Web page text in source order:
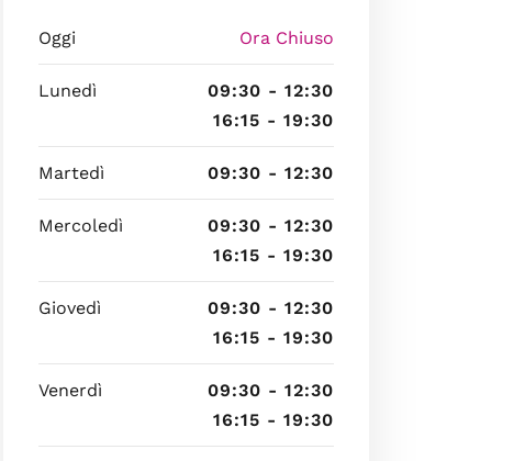
Oggi Ora Chiuso
Lunedì
09:30 - 12:30
16:15 - 19:30
Martedì 09:30 - 12:30
Mercoledì
09:30 - 12:30
16:15 - 19:30
Giovedì
09:30 - 12:30
16:15 - 19:30
Venerdì
09:30 - 12:30
16:15 - 19:30